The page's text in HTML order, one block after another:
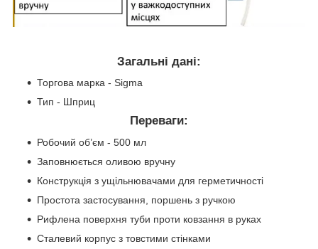
Загальні дані:
Торгова марка - Sigma
Тип - Шприц
Переваги:
Робочий об’єм - 500 мл
Заповнюється оливою вручну
Конструкція з ущільнювачами для герметичності
Простота застосування, поршень з ручкою
Рифлена поверхня туби проти ковзання в руках
Сталевий корпус з товстими стінками